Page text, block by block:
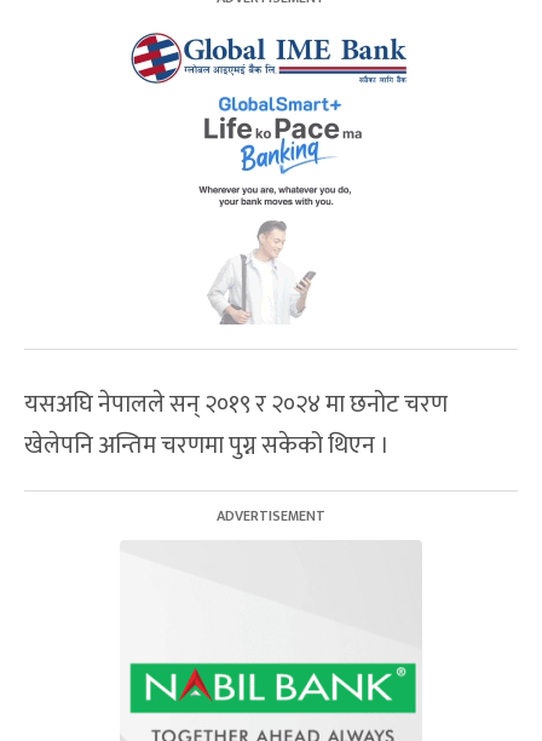
यसअघि नेपालले सन् २०१९ र २०२४ मा छनोट चरण
खेलेपनि अन्तिम चरणमा पुग्न सकेको थिएन ।